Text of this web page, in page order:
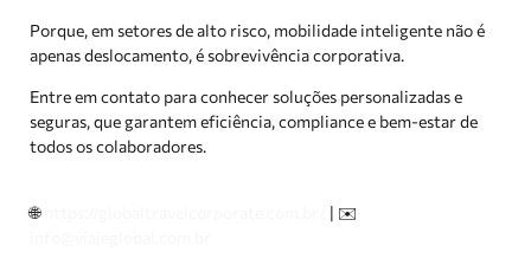
Porque, em setores de alto risco, mobilidade inteligente não é
apenas deslocamento, é sobrevivência corporativa.
Entre em contato para conhecer soluções personalizadas e
seguras, que garantem eficiência, compliance e bem-estar de
todos os colaboradores.
🌐
| ✉️